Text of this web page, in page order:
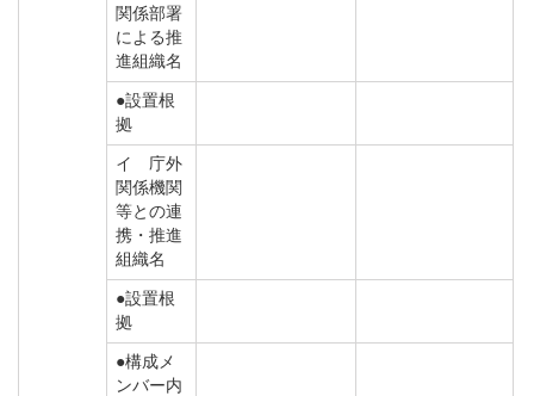
関係部署
による推
進組織名
●設置根
拠
イ 庁外
関係機関
等との連
携・推進
組織名
●設置根
拠
●構成メ
ンバー内